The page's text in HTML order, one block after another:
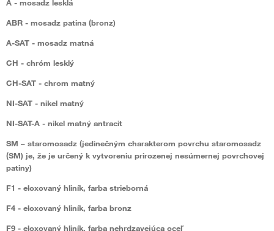
A - mosadz lesklá
ABR - mosadz patina (bronz)
A-SAT - mosadz matná
CH - chróm lesklý
CH-SAT - chrom matný
NI-SAT - nikel matný
NI-SAT-A - nikel matný antracit
SM – staromosadz (jedinečným charakterom povrchu staromosadz
(SM) je, že je určený k vytvoreniu prirozenej nesúmernej povrchovej
patiny)
F1 - eloxovaný hliník, farba strieborná
F4 - eloxovaný hliník, farba bronz
F9 - eloxovaný hliník, farba nehrdzavejúca oceľ